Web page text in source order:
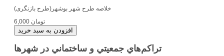
6,000 تومان
تراكم‌هاي جمعيتي و ساختماني در شهرها